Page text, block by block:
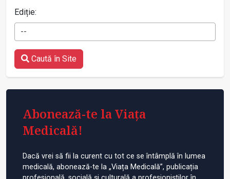
Ediție:
--
Caută în Site
Abonează-te la Viața
Medicală!
Dacă vrei să fii la curent cu tot ce se întâmplă în lumea
medicală, abonează-te la „Viața Medicală”, publicația